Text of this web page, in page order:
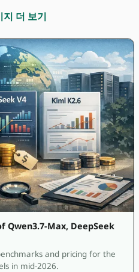
지 더 보기
Qwen3.7-Max, DeepSeek
and pricing for the
in mid-2026.